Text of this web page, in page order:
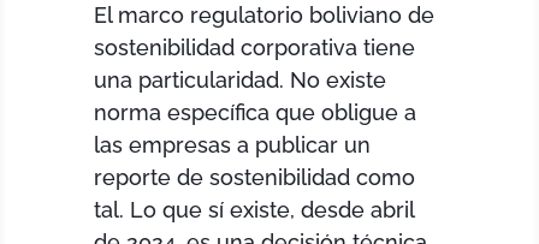
El marco regulatorio boliviano de
sostenibilidad corporativa tiene
una particularidad. No existe
norma específica que obligue a
las empresas a publicar un
reporte de sostenibilidad como
tal. Lo que sí existe, desde abril